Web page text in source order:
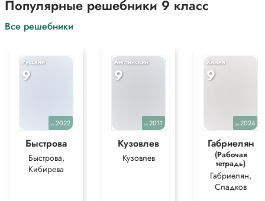
Популярные решебники 9 класс
Все решебники
Русский
9
уч.2022
Быстрова
Быстрова,
Кибирева
Английский
9
уч.2011
Кузовлев
Кузовлев
Химия
9
уч.2024
Габриелян
(Рабочая
тетрадь)
Габриелян,
Сладков